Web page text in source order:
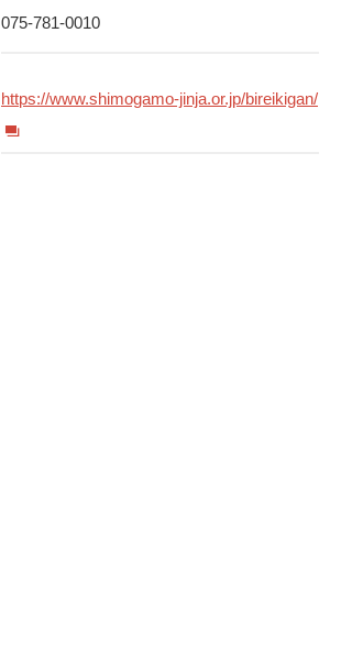
075-781-0010
https://www.shimogamo-jinja.or.jp/bireikigan/